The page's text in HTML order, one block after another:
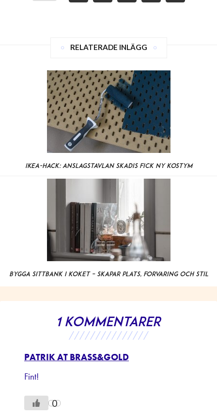
RELATERADE INLÄGG
IKEA-hack: Anslagstavlan Skådis fick ny kostym
Bygga sittbänk i köket – skapar plats, förvaring och stil
1 kommentarer
///////////////
PATRIK AT BRASS&GOLD
Fint!
0